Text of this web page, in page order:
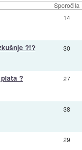
Sporočila
14
?!? 30
? 27
38
29